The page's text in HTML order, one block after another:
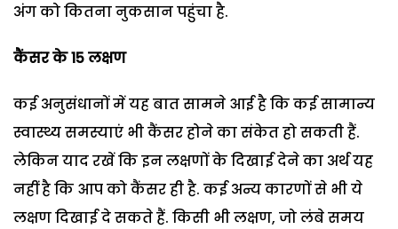
अंग को कितना नुकसान पहुंचा है.
कैंसर के 15 लक्षण
कई अनुसंधानों में यह बात सामने आई है कि कई सामान्य
स्वास्थ्य समस्याएं भी कैंसर होने का संकेत हो सकती हैं.
लेकिन याद रखें कि इन लक्षणों के दिखाई देने का अर्थ यह
नहीं है कि आप को कैंसर ही है. कई अन्य कारणों से भी ये
लक्षण दिखाई दे सकते हैं. किसी भी लक्षण, जो लंबे समय